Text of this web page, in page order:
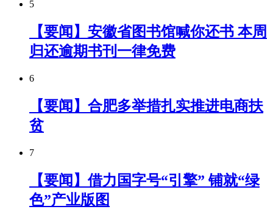
5
【要闻】安徽省图书馆喊你还书 本周
归还逾期书刊一律免费
6
【要闻】合肥多举措扎实推进电商扶
贫
7
【要闻】借力国字号“引擎” 铺就“绿
色”产业版图